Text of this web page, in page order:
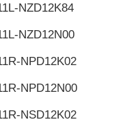
NZD12K84
NZD12N00
NPD12K02
NPD12N00
NSD12K02